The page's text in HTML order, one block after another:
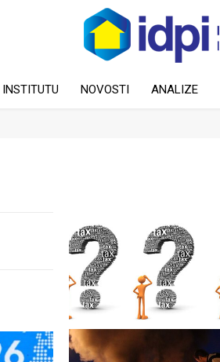
INSTITUTU NOVOSTI ANALIZE